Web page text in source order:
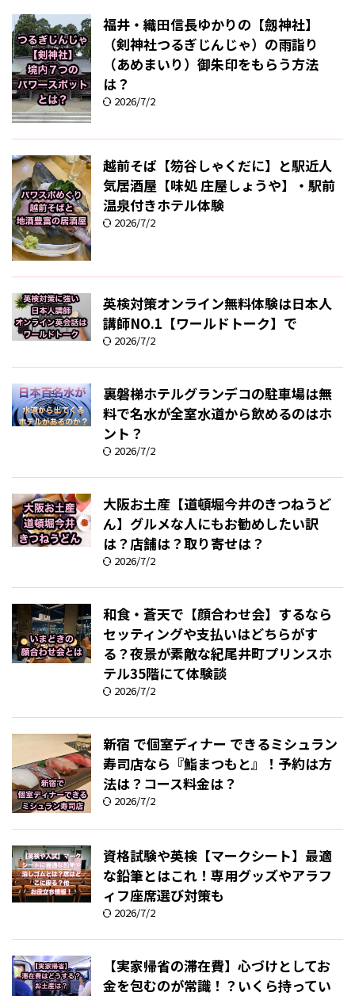
福井・織田信長ゆかりの【劔神社】
（剣神社つるぎじんじゃ）の雨詣り
（あめまいり）御朱印をもらう方法
は？
2026/7/2
越前そば【笏谷しゃくだに】と駅近人
気居酒屋【味処 庄屋しょうや】・駅前
温泉付きホテル体験
2026/7/2
英検対策オンライン無料体験は日本人
講師NO.1【ワールドトーク】で
2026/7/2
裏磐梯ホテルグランデコの駐車場は無
料で名水が全室水道から飲めるのはホ
ント？
2026/7/2
大阪お土産【道頓堀今井のきつねうど
ん】グルメな人にもお勧めしたい訳
は？店舗は？取り寄せは？
2026/7/2
和食・蒼天で【顔合わせ会】するなら
セッティングや支払いはどちらがす
る？夜景が素敵な紀尾井町プリンスホ
テル35階にて体験談
2026/7/2
新宿 で個室ディナー できるミシュラン
寿司店なら『鮨まつもと』！予約は方
法は？コース料金は？
2026/7/2
資格試験や英検【マークシート】最適
な鉛筆とはこれ！専用グッズやアラフ
ィフ座席選び対策も
2026/7/2
【実家帰省の滞在費】心づけとしてお
金を包むのが常識！？いくら持ってい